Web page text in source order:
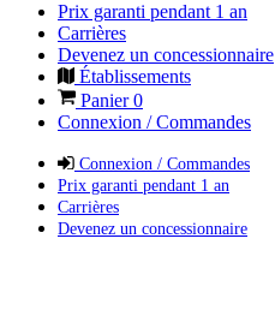
Prix garanti pendant 1 an
Carrières
Devenez un concessionnaire
Établissements
Panier0
Connexion / Commandes
Connexion / Commandes
Prix garanti pendant 1 an
Carrières
Devenez un concessionnaire